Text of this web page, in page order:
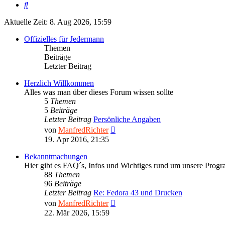
Suche
Aktuelle Zeit: 8. Aug 2026, 15:59
Offizielles für Jedermann
Themen
Beiträge
Letzter Beitrag
Herzlich Willkommen
Alles was man über dieses Forum wissen sollte
5 Themen
5 Beiträge
Letzter Beitrag Persönliche Angaben
von ManfredRichter
19. Apr 2016, 21:35
Bekanntmachungen
Hier gibt es FAQ´s, Infos und Wichtiges rund um unsere
88 Themen
96 Beiträge
Letzter Beitrag Re: Fedora 43 und Drucken
von ManfredRichter
22. Mär 2026, 15:59